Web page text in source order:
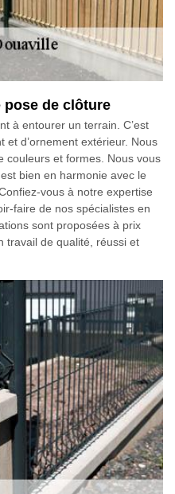
pose de clôture
à entourer un terrain. C’est
et d’ornement extérieur. Nous
couleurs et formes. Nous vous
bien en harmonie avec le
vous à notre expertise
faire de nos spécialistes en
sont proposées à prix
travail de qualité, réussi et